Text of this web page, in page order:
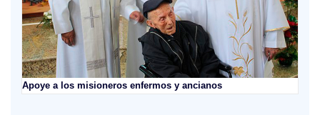
Apoye a los misioneros enfermos y ancianos